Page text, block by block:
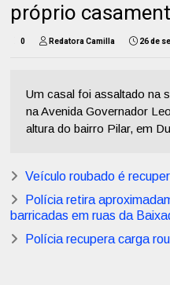
próprio
0 Redatora Camilla 26 de
Um casal foi assaltado na
na Avenida Governador
altura do bairro Pilar, em
Veículo roubado é
Polícia retira
barricadas em ruas da
Polícia recupera carga